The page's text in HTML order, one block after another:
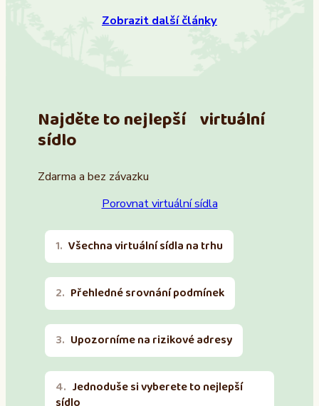
Zobrazit další články
Najděte to nejlepší virtuální
sídlo
Zdarma a bez závazku
Porovnat virtuální sídla
Všechna virtuální sídla na trhu
Přehledné srovnání podmínek
Upozorníme na rizikové adresy
Jednoduše si vyberete to nejlepší